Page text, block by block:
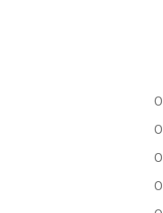
0
0
0
0